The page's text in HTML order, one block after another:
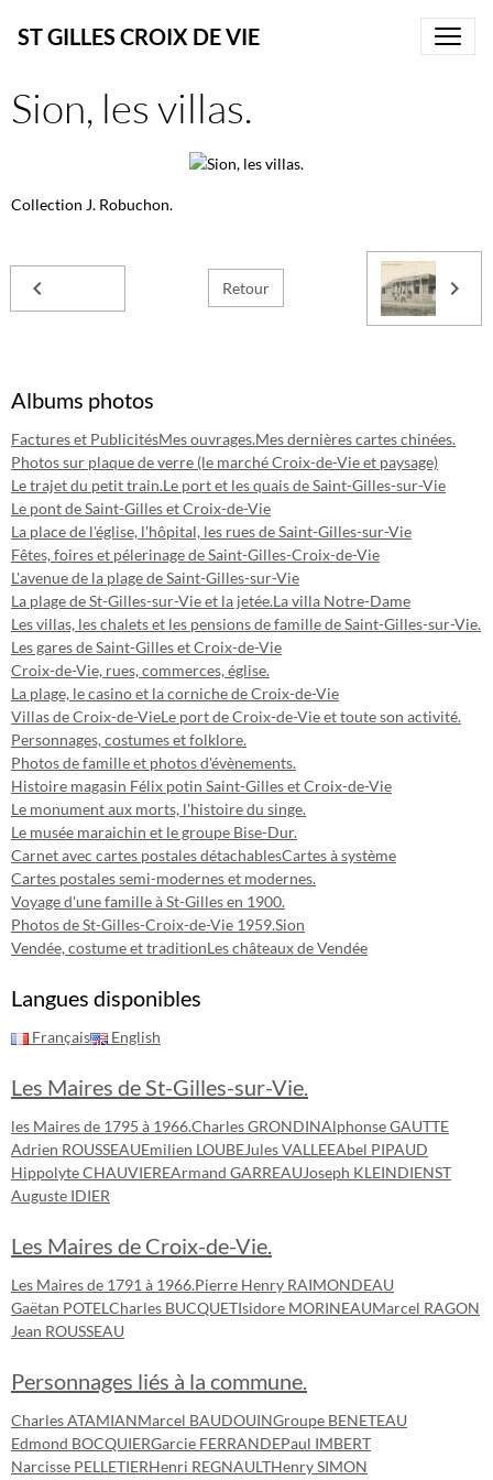
ST GILLES CROIX DE VIE
Sion, les villas.
Collection J. Robuchon.
Retour
Albums photos
Factures et PublicitésMes ouvrages.Mes dernières cartes chinées.
Photos sur plaque de verre (le marché Croix-de-Vie et paysage)
Le trajet du petit train.Le port et les quais de Saint-Gilles-sur-Vie
Le pont de Saint-Gilles et Croix-de-Vie
La place de l'église, l'hôpital, les rues de Saint-Gilles-sur-Vie
Fêtes, foires et pélerinage de Saint-Gilles-Croix-de-Vie
L'avenue de la plage de Saint-Gilles-sur-Vie
La plage de St-Gilles-sur-Vie et la jetée.La villa Notre-Dame
Les villas, les chalets et les pensions de famille de Saint-Gilles-sur-Vie.
Les gares de Saint-Gilles et Croix-de-Vie
Croix-de-Vie, rues, commerces, église.
La plage, le casino et la corniche de Croix-de-Vie
Villas de Croix-de-VieLe port de Croix-de-Vie et toute son activité.
Personnages, costumes et folklore.
Photos de famille et photos d'évènements.
Histoire magasin Félix potin Saint-Gilles et Croix-de-Vie
Le monument aux morts, l'histoire du singe.
Le musée maraichin et le groupe Bise-Dur.
Carnet avec cartes postales détachablesCartes à système
Cartes postales semi-modernes et modernes.
Voyage d'une famille à St-Gilles en 1900.
Photos de St-Gilles-Croix-de-Vie 1959.Sion
Vendée, costume et traditionLes châteaux de Vendée
Langues disponibles
Français English
Les Maires de St-Gilles-sur-Vie.
les Maires de 1795 à 1966.Charles GRONDINAlphonse GAUTTE
Adrien ROUSSEAUEmilien LOUBEJules VALLEEAbel PIPAUD
Hippolyte CHAUVIEREArmand GARREAUJoseph KLEINDIENST
Auguste IDIER
Les Maires de Croix-de-Vie.
Les Maires de 1791 à 1966.Pierre Henry RAIMONDEAU
Gaëtan POTEL Charles BUCQUETIsidore MORINEAUMarcel RAGON
Jean ROUSSEAU
Personnages liés à la commune.
Charles ATAMIANMarcel BAUDOUINGroupe BENETEAU
Edmond BOCQUIERGarcie FERRANDEPaul IMBERT
Narcisse PELLETIERHenri REGNAULTHenry SIMON